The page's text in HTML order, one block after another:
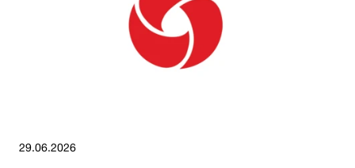
29.06.2026